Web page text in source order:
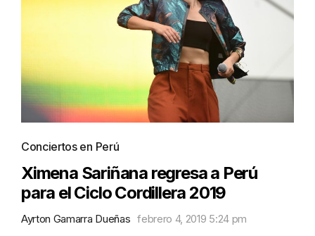
Conciertos en Perú
Ximena Sariñana regresa a Perú
para el Ciclo Cordillera 2019
Ayrton Gamarra Dueñas febrero 4, 2019 5:24 pm